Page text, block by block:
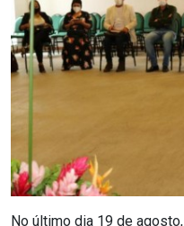
No último dia 19 de